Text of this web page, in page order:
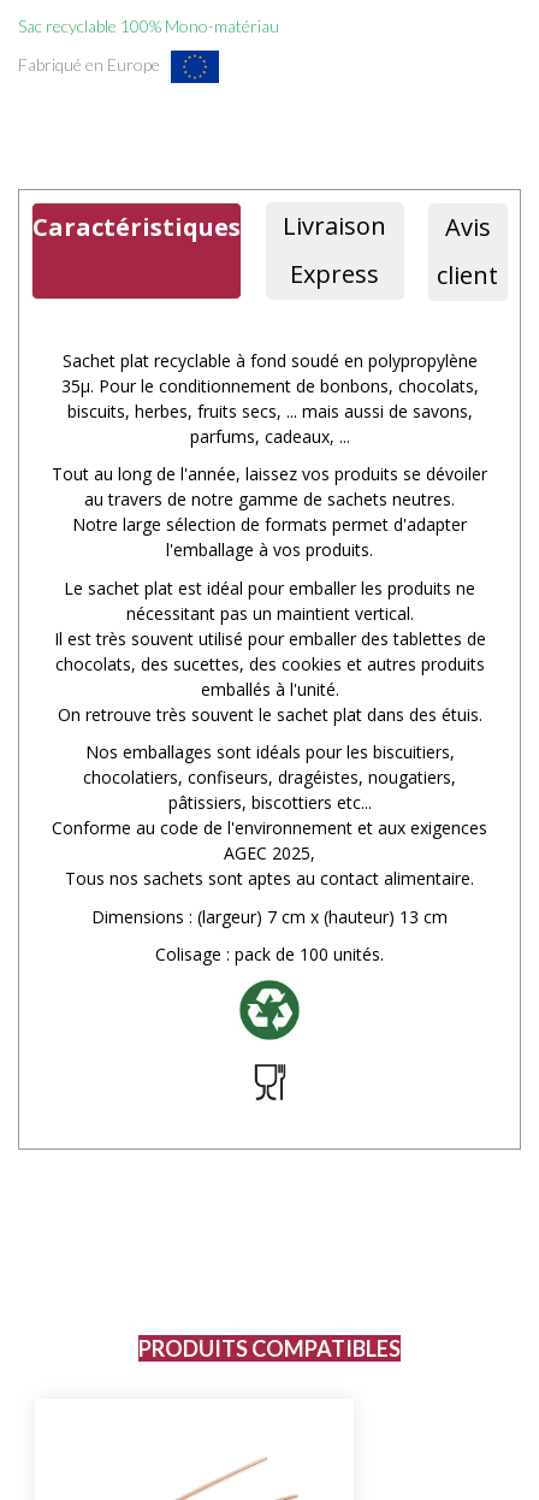
Sac recyclable 100% Mono-matériau
Fabriqué en Europe
Caractéristiques
Livraison
Express
Avis
client
Sachet plat recyclable à fond soudé en polypropylène
35µ. Pour le conditionnement de bonbons, chocolats,
biscuits, herbes, fruits secs, ... mais aussi de savons,
parfums, cadeaux, ...
Tout au long de l'année, laissez vos produits se dévoiler
au travers de notre gamme de sachets neutres.
Notre large sélection de formats permet d'adapter
l'emballage à vos produits.
Le sachet plat est idéal pour emballer les produits ne
nécessitant pas un maintient vertical.
Il est très souvent utilisé pour emballer des tablettes de
chocolats, des sucettes, des cookies et autres produits
emballés à l'unité.
On retrouve très souvent le sachet plat dans des étuis.
Nos emballages sont idéals pour les biscuitiers,
chocolatiers, confiseurs, dragéistes, nougatiers,
pâtissiers, biscottiers etc...
Conforme au code de l'environnement et aux exigences
AGEC 2025,
Tous nos sachets sont aptes au contact alimentaire.
Dimensions : (largeur) 7 cm x (hauteur) 13 cm
Colisage : pack de 100 unités.
PRODUITS COMPATIBLES